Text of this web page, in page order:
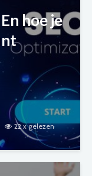
hoe je
22 x gelezen